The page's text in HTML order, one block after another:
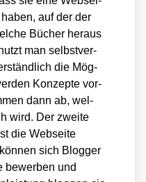
auf der der
Bücher her­aus
man selbst­ver­
die Mög­
Kon­zep­te vor­
dann ab, wel­
wird. Der zwei­te
die Web­sei­te
sich Blog­ger
bewer­ben und